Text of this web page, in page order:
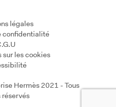
légales
confidentialité
sur les cookies
Hermès 2021 - Tous